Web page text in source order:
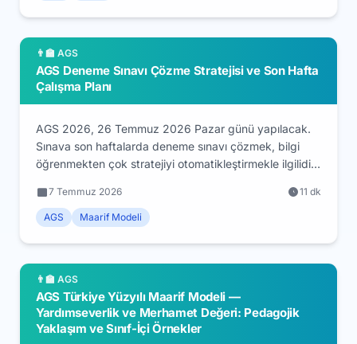
👨‍🏫 AGS
AGS Deneme Sınavı Çözme Stratejisi ve Son Hafta
Çalışma Planı
AGS 2026, 26 Temmuz 2026 Pazar günü yapılacak.
Sınava son haftalarda deneme sınavı çözmek, bilgi
öğrenmekten çok stratejiyi otomatikleştirmekle ilgilidir.
tarama teknikleri, deneme sonrası analiz ve son hafta
günlük planı adım adım anlatılıyor.
7 Temmuz 2026 11 dk
AGS Maarif Modeli
👨‍🏫 AGS
AGS Türkiye Yüzyılı Maarif Modeli —
Yardımseverlik ve Merhamet Değeri: Pedagojik
Yaklaşım ve Sınıf-İçi Örnekler